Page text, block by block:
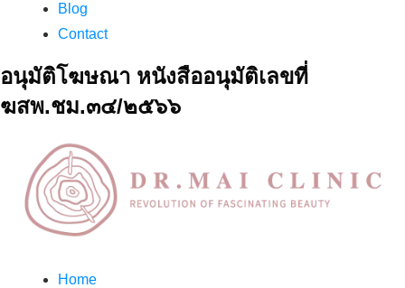
Blog
Contact
อนุมัติโฆษณา หนังสืออนุมัติเลขที่
ฆสพ.ชม.๓๔/๒๕๖๖
Home